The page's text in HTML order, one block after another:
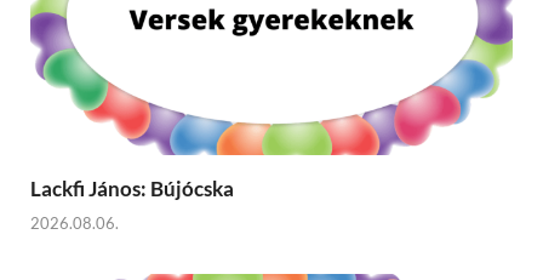
Lackfi János: Bújócska
2026.08.06.